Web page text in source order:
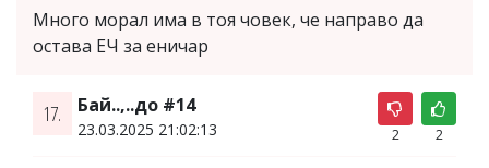
Много морал има в тоя човек, че направо да
остава ЕЧ за еничар
17. Бай..,..до #14
23.03.2025 21:02:13 2 2